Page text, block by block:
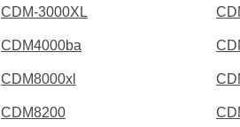
CDM-3000XL
CDM4000ba
CDM8000xl
CDM8200